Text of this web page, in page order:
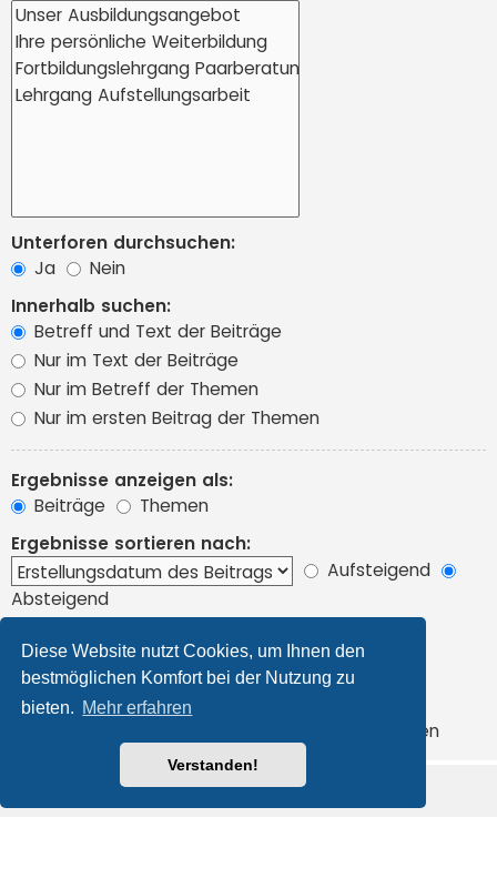
Diese Website nutzt Cookies, um Ihnen den
bestmöglichen Komfort bei der Nutzung zu
bieten. Mehr erfahren
Verstanden!
Unterforen durchsuchen:
Ja
Nein
Innerhalb suchen:
Betreff und Text der Beiträge
Nur im Text der Beiträge
Nur im Betreff der Themen
Nur im ersten Beitrag der Themen
Ergebnisse anzeigen als:
Beiträge
Themen
Ergebnisse sortieren nach:
Aufsteigend
Absteigend
Die ersten:
Zeichen der Beiträge anzeigen